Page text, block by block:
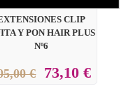
CLIP
Y PON HAIR PLUS
Nº6
€ 73,10 €